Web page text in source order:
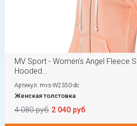
MV Sport - Women's Angel Fleece
Hooded...
Артикул: mvs-W2350-dc
Женская толстовка
4 080 руб 2 040 руб